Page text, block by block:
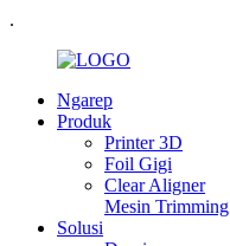
.
Ngarep
Produk
Printer 3D
Foil Gigi
Clear Aligner
Mesin Trimming
Solusi